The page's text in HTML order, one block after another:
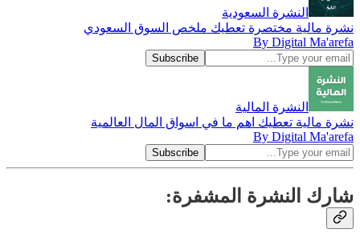
النشرة السعودية
نشرة مالية مختصرة تعطيك ملخص السوق السعودي
By Digital Ma'arefa
النشرة المالية
نشرة مالية تعطيك اهم ما في اسواق المال العالمية
By Digital Ma'arefa
شارك النشرة المشفرة: